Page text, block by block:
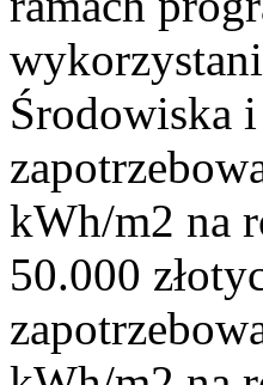
Środowiska
kWh/m2 na
50.000